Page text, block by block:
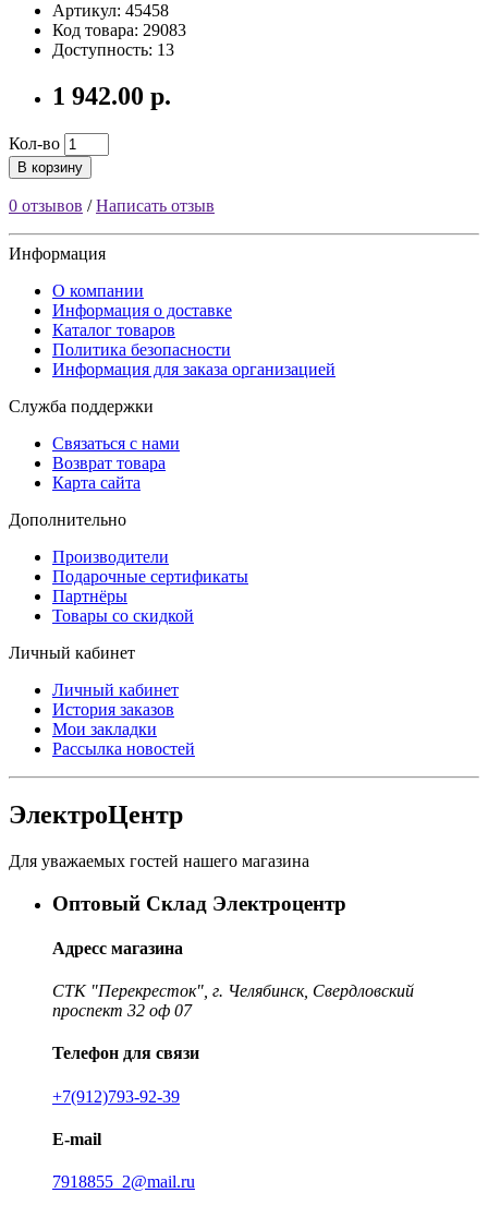
Артикул: 45458
Код товара: 29083
Доступность: 13
1 942.00 р.
Кол-во
В корзину
0 отзывов /Написать отзыв
Информация
О компании
Информация о доставке
Каталог товаров
Политика безопасности
Информация для заказа организацией
Служба поддержки
Связаться с нами
Возврат товара
Карта сайта
Дополнительно
Производители
Подарочные сертификаты
Партнёры
Товары со скидкой
Личный кабинет
Личный кабинет
История заказов
Мои закладки
Рассылка новостей
ЭлектроЦентр
Для уважаемых гостей нашего магазина
Оптовый Склад Электроцентр
Адресс магазина
СТК "Перекресток", г. Челябинск, Свердловский
проспект 32 оф 07
Телефон для связи
+7(912)793-92-39
E-mail
7918855_2@mail.ru